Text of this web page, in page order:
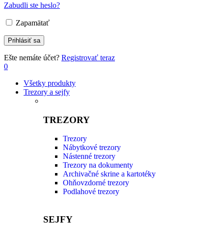
Zabudli ste heslo?
Zapamätať
Ešte nemáte účet? Registrovať teraz
0
Všetky produkty
Trezory a sejfy
TREZORY
Trezory
Nábytkové trezory
Nástenné trezory
Trezory na dokumenty
Archivačné skrine a kartotéky
Ohňovzdorné trezory
Podlahové trezory
SEJFY